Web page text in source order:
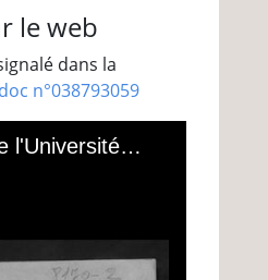
le web
dans la
n°038793059